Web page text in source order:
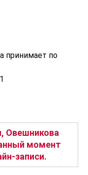
принимает по
Овешникова
момент
записи.